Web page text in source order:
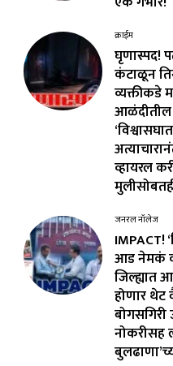
क्राईम
घृणास्पद!
कंटाळून
व्यक्तीकडे
आळंदीतील
व्हायरल
जनरल नॉलेज
IMPACT!
आड नेमकं
जिल्ह्यात
होणार थेट
नोकरीसह